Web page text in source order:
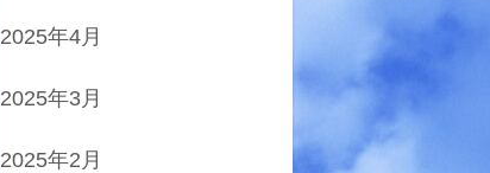
2025年4月
2025年3月
2025年2月